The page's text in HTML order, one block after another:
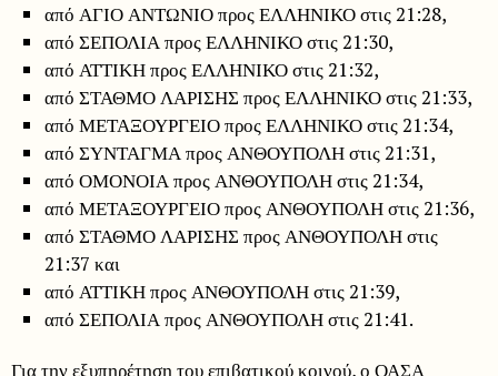
από ΑΓΙΟ ΑΝΤΩΝΙΟ προς ΕΛΛΗΝΙΚΟ στις 21:28,
από ΣΕΠΟΛΙΑ προς ΕΛΛΗΝΙΚΟ στις 21:30,
από ΑΤΤΙΚΗ προς ΕΛΛΗΝΙΚΟ στις 21:32,
από ΣΤΑΘΜΟ ΛΑΡΙΣΗΣ προς ΕΛΛΗΝΙΚΟ στις 21:33,
από ΜΕΤΑΞΟΥΡΓΕΙΟ προς ΕΛΛΗΝΙΚΟ στις 21:34,
από ΣΥΝΤΑΓΜΑ προς ΑΝΘΟΥΠΟΛΗ στις 21:31,
από ΟΜΟΝΟΙΑ προς ΑΝΘΟΥΠΟΛΗ στις 21:34,
από ΜΕΤΑΞΟΥΡΓΕΙΟ προς ΑΝΘΟΥΠΟΛΗ στις 21:36,
από ΣΤΑΘΜΟ ΛΑΡΙΣΗΣ προς ΑΝΘΟΥΠΟΛΗ στις
21:37 και
από ΑΤΤΙΚΗ προς ΑΝΘΟΥΠΟΛΗ στις 21:39,
από ΣΕΠΟΛΙΑ προς ΑΝΘΟΥΠΟΛΗ στις 21:41.
Για την εξυπηρέτηση του επιβατικού κοινού, ο ΟΑΣΑ